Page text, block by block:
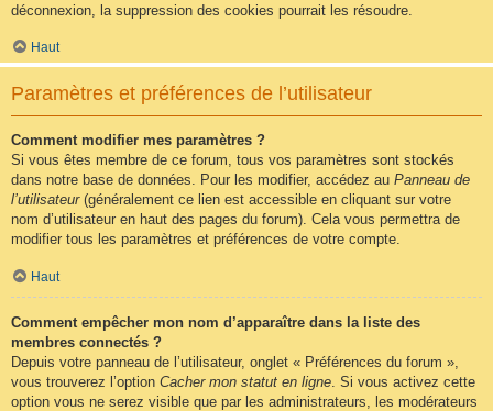
déconnexion, la suppression des cookies pourrait les résoudre.
Haut
Paramètres et préférences de l’utilisateur
Comment modifier mes paramètres ?
Si vous êtes membre de ce forum, tous vos paramètres sont stockés
dans notre base de données. Pour les modifier, accédez au Panneau de
l’utilisateur(généralement ce lien est accessible en cliquant sur votre
nom d’utilisateur en haut des pages du forum). Cela vous permettra de
modifier tous les paramètres et préférences de votre compte.
Haut
Comment empêcher mon nom d’apparaître dans la liste des
membres connectés ?
Depuis votre panneau de l’utilisateur, onglet « Préférences du forum »,
vous trouverez l’option Cacher mon statut en ligne . Si vous activez cette
option vous ne serez visible que par les administrateurs, les modérateurs